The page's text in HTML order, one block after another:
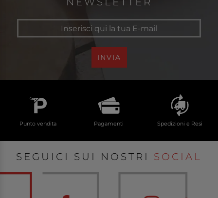
INVIA
Punto vendita Pagamenti Spedizioni e Resi
SEGUICI SUI NOSTRI SOCIAL